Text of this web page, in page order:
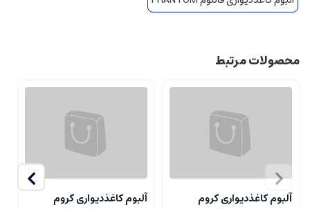
محصولات مرتبط
آلبوم کاغذدیواری کروم
آلبوم کاغذدیواری کروم